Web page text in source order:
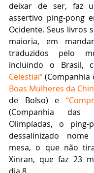
deixar de ser, faz
assertivo ping-pong
Ocidente. Seus livros
maioria, em
traduzidos pelo
incluindo o Brasil,
Celestial” (Companhia
Boas Mulheres da
de Bolso) e
(Companhia das
Olimpíadas, o ping-
dessalinizado
mesa, o que não
Xinran, que faz 23